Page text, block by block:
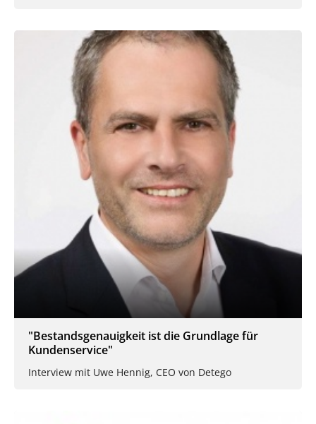
"Bestandsgenauigkeit ist die Grundlage für
Kundenservice"
Interview mit Uwe Hennig, CEO von Detego